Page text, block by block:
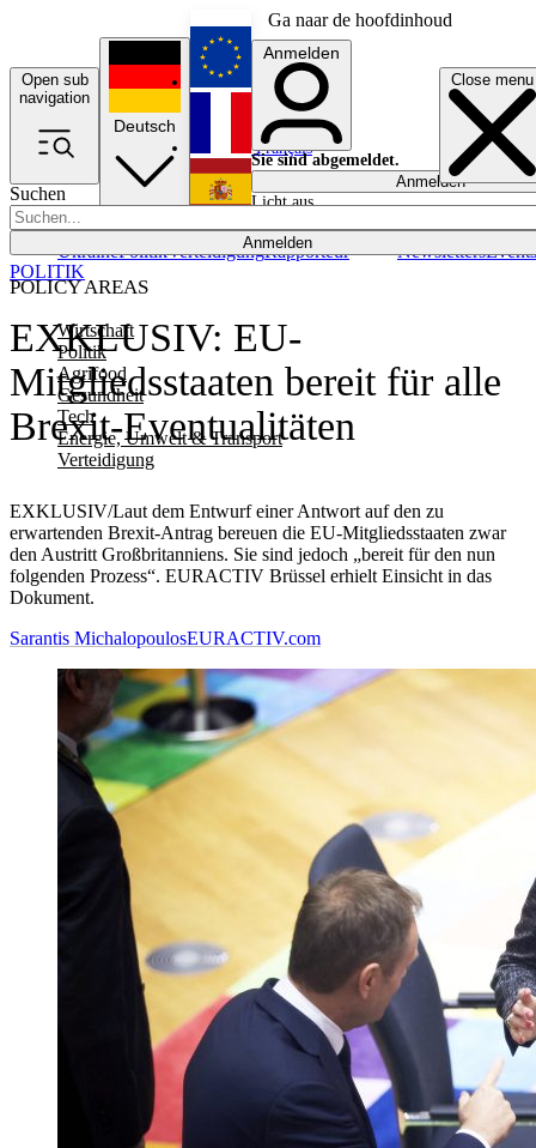
Ga naar de hoofdinhoud
Open sub
navigation
Close menu
Suchen
Anmelden
POLICY AREAS
Wirtschaft
Politik
Agrifood
Gesundheit
Tech
Energie, Umwelt & Transport
Verteidigung
UkrainePolitikVerteidigungRapporteur NewslettersEvents
Deutsch
English
Français
Anmelden
Sie sind abgemeldet.
Anmelden
Licht aus
EXKLUSIV: EU-
Mitgliedsstaaten bereit für alle
Brexit-Eventualitäten
EXKLUSIV/Laut dem Entwurf einer Antwort auf den zu
erwartenden Brexit-Antrag bereuen die EU-Mitgliedsstaaten zwar
den Austritt Großbritanniens. Sie sind jedoch „bereit für den nun
folgenden Prozess“. EURACTIV Brüssel erhielt Einsicht in das
Dokument.
POLITIK
Sarantis MichalopoulosEURACTIV.com